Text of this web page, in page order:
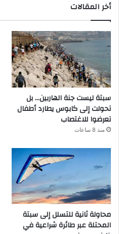
أخر المقالات
سبتة ليست جنة الهاربين… بل
تحولت إلى كابوس يطارد أطفال
تعرضوا للاغتصاب
منذ 8 ساعات
محاولة ثانية للتسلل إلى سبتة
المحتلة عبر طائرة شراعية في